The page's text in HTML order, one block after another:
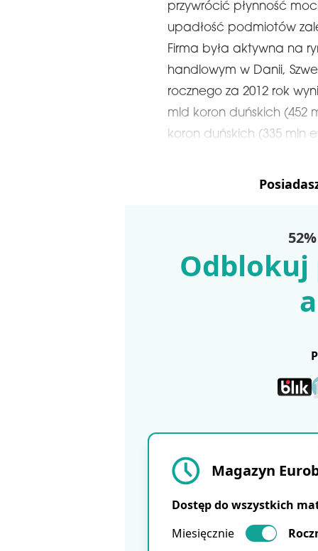
przywrócić płynność
upadłość podmiotów
Firma była aktywna na
handlowym w Danii,
rocznego za 2012 rok
mld koron duńskich (452
koron duńskich (335 mln
Odblokuj
Magazyn
Dostęp do wszystkich
Miesięcznie